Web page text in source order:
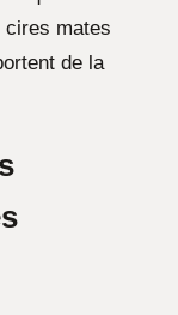
mates
de la